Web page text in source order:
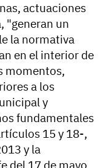
actuaciones
"generan un
la normativa
en el interior de
momentos,
a los
y
fundamentales
15 y 18-,
y la
del 17 de mayo